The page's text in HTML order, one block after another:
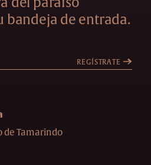
bandeja de entrada.
REGÍSTRATE
de Tamarindo